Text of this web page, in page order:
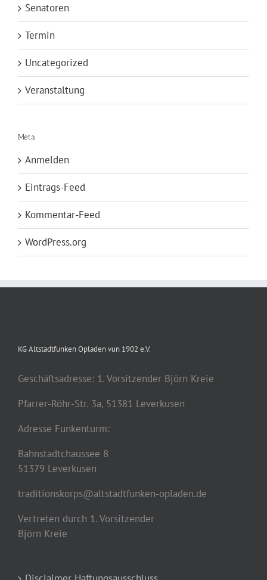
Senatoren
Termin
Uncategorized
Veranstaltung
Meta
Anmelden
Eintrags-Feed
Kommentar-Feed
WordPress.org
KG Altstadtfunken Opladen vun 1902 e.V.
Geschäftsadresse: 1. Vorsitzender Björn Kreie
Pfarrer-Röhr-Str. 3a, 51381 Leverkusen
Adresse Funkenturm:
Bahnstadtchaussee 8
51379 Leverkusen
traditionskorps@altstadtfunken-opladen.de
Vertreten durch 1. Vorsitzender
Björn Kreie